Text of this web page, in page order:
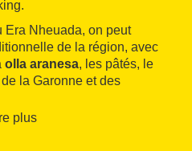
Era Nheuada, on peut
de la région, avec
olla aranesa, les pâtés, le
la Garonne et des
plus